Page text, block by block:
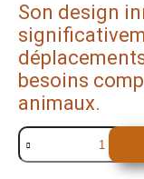
Son design
besoins
animaux.